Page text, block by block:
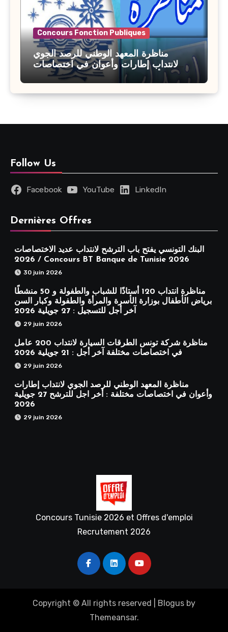
Concours Fonction Publiques
مناظرة المعهد الوطني للرصد الجوي
لانتداب إطارات وأعوان في اختصاصات
مختلفة : أخر اجل للترشح 27 جويلية 2026
Follow Us
Facebook YouTube LinkedIn
Dernières Offres
البنك التونسي يفتح باب الترشح لانتداب عديد الاختصاصات
2026 / Concours BT Banque de Tunisie 2026
30 juin 2026
مناظرة انتداب 120 أستاذًا للشباب والطفولة و 50 منشطًا
برياض الأطفال بوزارة الأسرة والمرأة والطفولة وكبار السن
آخر أجل للتسجيل : 27 جويلية 2026
29 juin 2026
مناظرة شركة تونس الطرقات السيارة لانتداب 200 عامل
في اختصاصات مختلفة آخر أجل : 21 جويلية 2026
29 juin 2026
مناظرة المعهد الوطني للرصد الجوي لانتداب إطارات
وأعوان في اختصاصات مختلفة : أخر اجل للترشح 27 جويلية
2026
29 juin 2026
Concours Tunisie 2026 et Offres d'emploi
Recrutement 2026
Copyright © All rights reserved Blogus by
Themeansar.